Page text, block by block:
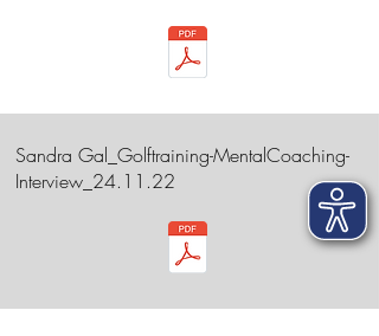
Sandra Gal_Golftraining-MentalCoaching-
Interview_24.11.22